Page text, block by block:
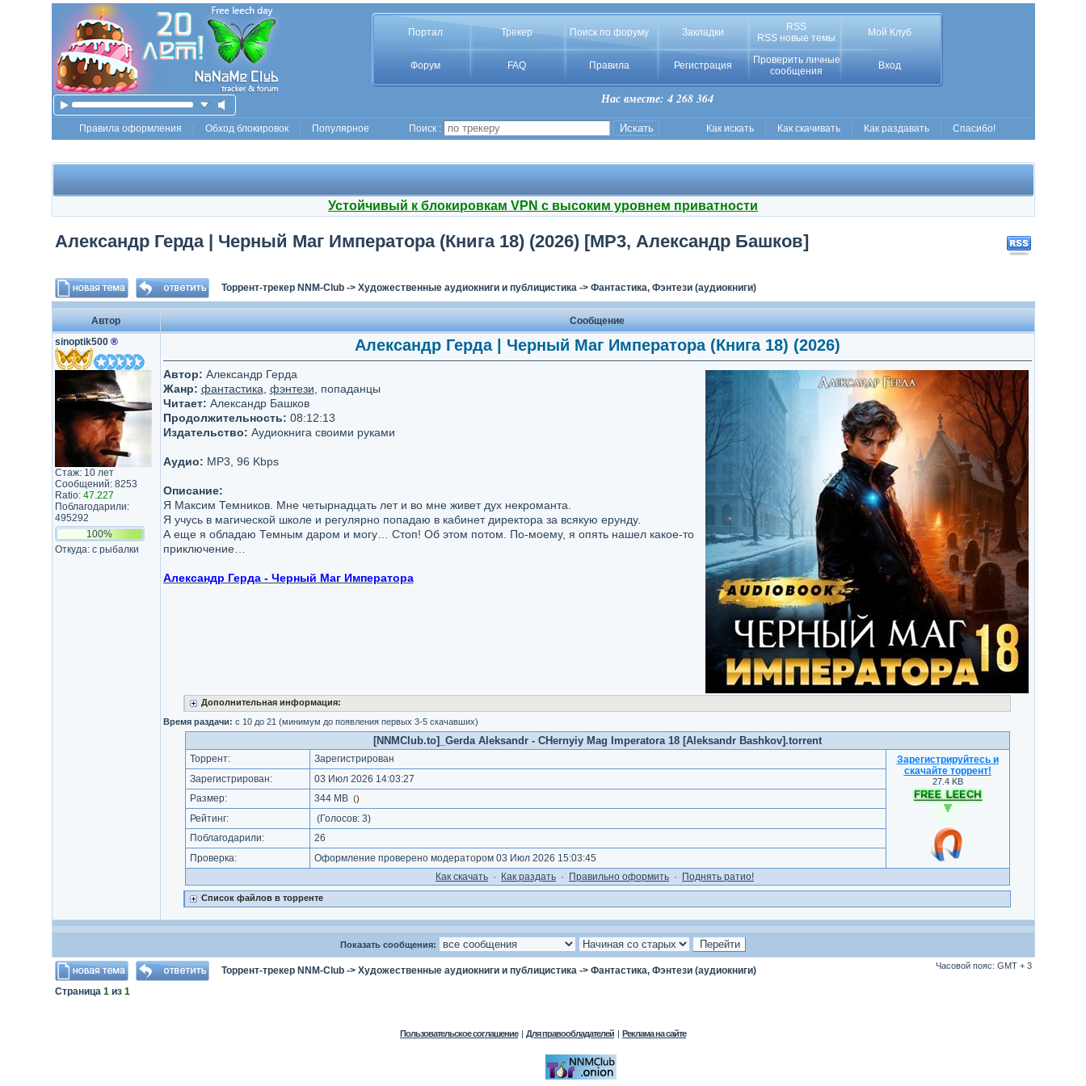
Портал Трекер Поиск по форуму Закладки
RSS
RSS новые темы
Мой Клуб
Форум FAQ Правила Регистрация
Проверить личные
сообщения
Вход
Нас вместе: 4 268 364
Правила оформления Обход блокировок Популярное Поиск : Как искать Как скачивать Как раздавать Спасибо!
Устойчивый к блокировкам VPN с высоким уровнем приватности
Александр Герда | Черный Маг Императора (Книга 18) (2026) [MP3, Александр Башков]
Торрент-трекер NNM-Club-> Художественные аудиокниги и публицистика-> Фантастика, Фэнтези (аудиокниги)
Автор
Сообщение
sinoptik500 ®
Стаж: 10 лет
Сообщений: 8253
Ratio: 47.227
Поблагодарили:
495292
100%
Откуда: с рыбалки
Александр Герда | Черный Маг Императора (Книга 18) (2026)
Автор: Александр Герда
Жанр: фантастика фэнтези , попаданцы
Читает: Александр Башков
Продолжительность: 08:12:13
Издательство: Аудиокнига своими руками
Аудио: MP3, 96 Kbps
Описание:
Я Максим Темников. Мне четырнадцать лет и во мне живет дух некроманта.
Я учусь в магической школе и регулярно попадаю в кабинет директора за всякую ерунду.
А еще я обладаю Темным даром и могу… Стоп! Об этом потом. По-моему, я опять нашел какое-то
приключение…
Александр Герда - Черный Маг Императора
Дополнительная информация:
Время раздачи: с 10 до 21 (минимум до появления первых 3-5 скачавших)
[NNMClub.to]_Gerda Aleksandr - CHernyiy Mag Imperatora 18 [Aleksandr Bashkov].torrent
Торрент: Зарегистрирован
Зарегистрируйтесь и
скачайте торрент!
27.4 KB
Зарегистрирован:
03 Июл 2026 14:03:27
Размер:
344 MB ()
Рейтинг: (Голосов: 3)
Поблагодарили:
26
Проверка:
Оформление проверено модератором 03 Июл 2026 15:03:45
Как cкачать · Как раздать · Правильно оформить · Поднять ратио!
Список файлов в торренте
Показать сообщения:
Торрент-трекер NNM-Club-> Художественные аудиокниги и публицистика-> Фантастика, Фэнтези (аудиокниги) Часовой пояс: GMT + 3
Страница 1из 1
Пользовательское соглашение | Для правообладателей | Реклама на сайте